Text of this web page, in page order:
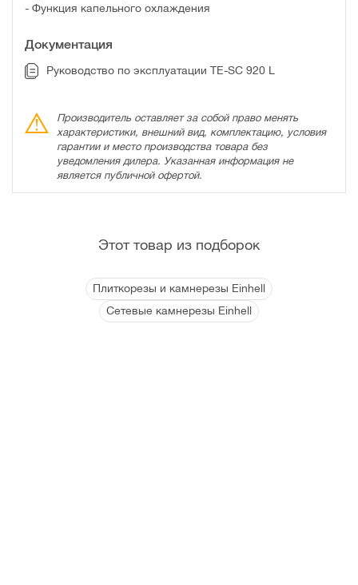
- Функция капельного охлаждения
Документация
Руководство по эксплуатации TE-SC 920 L
Производитель оставляет за собой право менять
характеристики, внешний вид, комплектацию, условия
гарантии и место производства товара без
уведомления дилера. Указанная информация не
является публичной офертой.
Этот товар из подборок
Плиткорезы и камнерезы Einhell
Сетевые камнерезы Einhell